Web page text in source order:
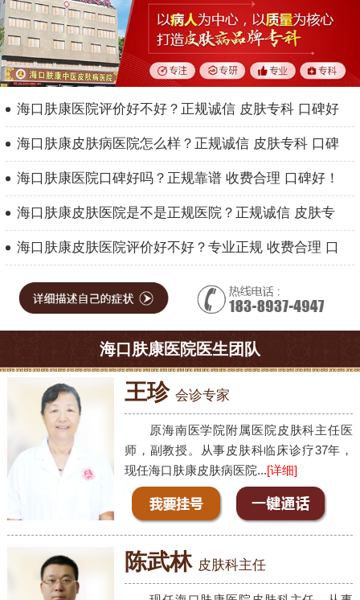
海口肤康医院评价好不好？正规诚信 皮肤专科 口碑好
海口肤康皮肤病医院怎么样？正规诚信 皮肤专科 口碑
海口肤康医院口碑好吗？正规靠谱 收费合理 口碑好！
海口肤康皮肤医院是不是正规医院？正规诚信 皮肤专
海口肤康皮肤医院评价好不好？专业正规 收费合理 口
海口肤康医院医生团队
王珍 会诊专家
原海南医学院附属医院皮肤科主任医
师，副教授。从事皮肤科临床诊疗37年，
现任海口肤康皮肤病医院...[详细]
陈武林 皮肤科主任